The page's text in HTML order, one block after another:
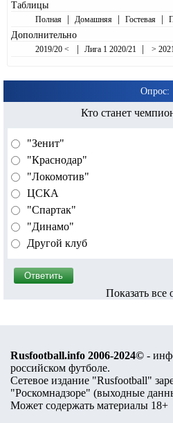
Таблицы
Полная | Домашняя | Гостевая |
Дополнительно
2019/20 < | Лига 1 2020/21 | >
Опрос:
Кто станет
"Зенит"
"Краснодар"
"Локомотив"
ЦСКА
"Спартак"
"Динамо"
Другой клуб
Показать все
Rusfootball.info 2006-2024© -
российском футболе.
Сетевое издание "Rusfootball"
"Роскомнадзоре" (выходные
Может содержать материалы 18+